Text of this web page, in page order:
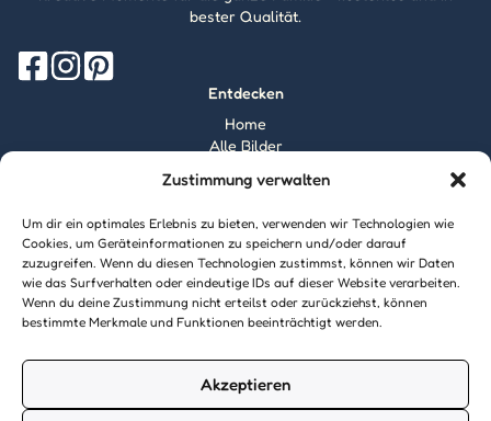
Zustimmung verwalten
Um dir ein optimales Erlebnis zu bieten, verwenden wir Technologien wie
Cookies, um Geräteinformationen zu speichern und/oder darauf
zuzugreifen. Wenn du diesen Technologien zustimmst, können wir Daten
wie das Surfverhalten oder eindeutige IDs auf dieser Website verarbeiten.
Wenn du deine Zustimmung nicht erteilst oder zurückziehst, können
bestimmte Merkmale und Funktionen beeinträchtigt werden.
Akzeptieren
bester Qualität.
Entdecken
Home
Alle Bilder
Information
Über mich
Kontakt
Inhaltsrichtlinien
Recht & Datenschutz
Impressum
AGB
Cookies